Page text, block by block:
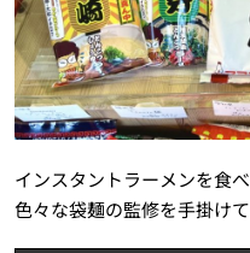
インスタントラーメンを食
色々な袋麺の監修を手掛け